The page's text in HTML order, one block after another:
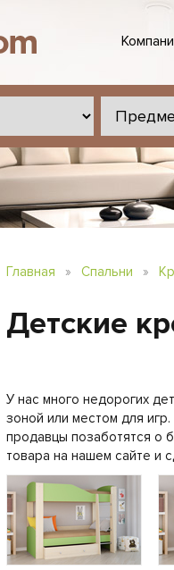
Главная » Спальни »
Детские
У нас много недорогих
зоной или местом для
продавцы позаботятся о
товара на нашем сайте и